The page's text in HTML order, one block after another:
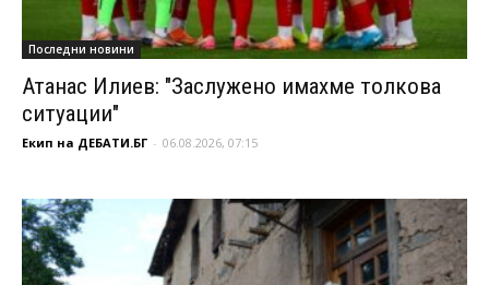
Последни новини
Атанас Илиев: "Заслужено имахме толкова
ситуации"
Екип на ДЕБАТИ.БГ - 06.08.2026, 07:15